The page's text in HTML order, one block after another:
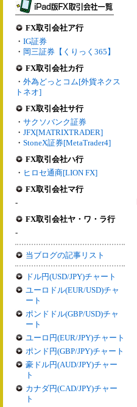
FX取引会社ア行
・ IG証券
・ 岡三証券【くりっく365】
FX取引会社カ行
・ 外為どっとコム[外貨ネクス
トネオ]
FX取引会社サ行
・ サクソバンク証券
・ JFX[MATRIXTRADER]
・ StoneX証券[MetaTrader4]
FX取引会社ハ行
・ ヒロセ通商[LION FX]
FX取引会社マ行
-
FX取引会社ヤ・ワ・ラ行
-
当ブログの記事リスト
ドル円(USD/JPY)チャート
ユーロドル(EUR/USD)チャ
ート
ポンドドル(GBP/USD)チャ
ート
ユーロ円(EUR/JPY)チャート
ポンド円(GBP/JPY)チャート
豪ドル円(AUD/JPY)チャー
ト
カナダ円(CAD/JPY)チャー
ト